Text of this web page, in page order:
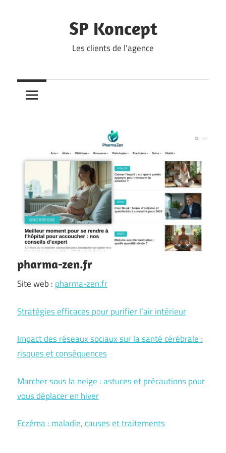
SP Koncept
Les clients de l'agence
pharma-zen.fr
Site web : pharma-zen.fr
Stratégies efficaces pour purifier l’air intérieur
Impact des réseaux sociaux sur la santé cérébrale :
risques et conséquences
Marcher sous la neige : astuces et précautions pour
vous déplacer en hiver
Eczéma : maladie, causes et traitements